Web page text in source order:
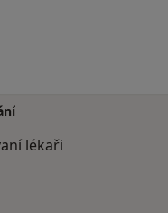
lékaři